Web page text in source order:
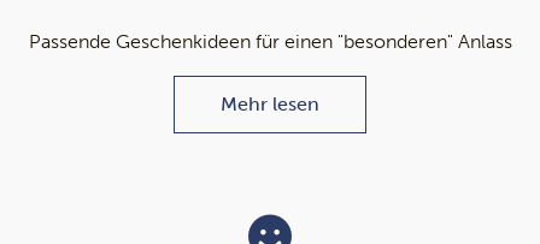
Passende Geschenkideen für einen "besonderen" Anlass
Mehr lesen